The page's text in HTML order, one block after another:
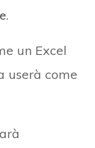
.
un Excel
userà come